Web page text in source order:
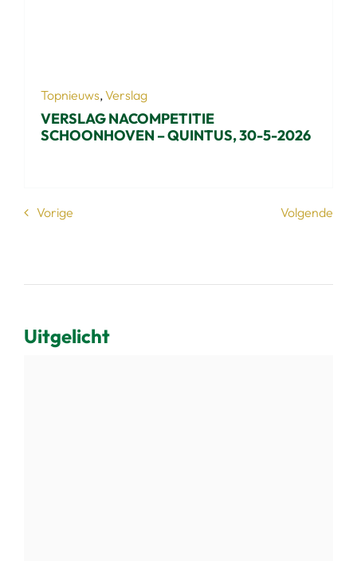
Topnieuws,Verslag
VERSLAG NACOMPETITIE
SCHOONHOVEN – QUINTUS, 30-5-2026
Vorige Volgende
Uitgelicht